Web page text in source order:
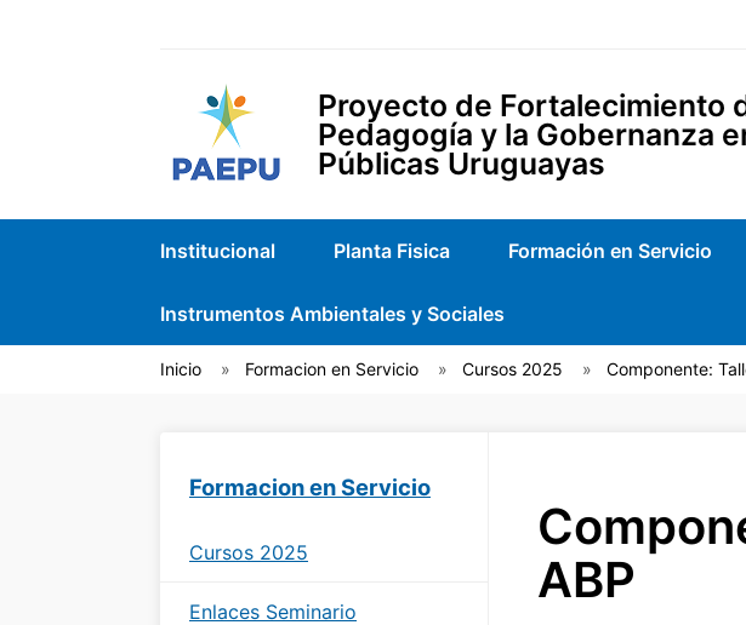
Proyecto de Fortalecimiento
Pedagogía y la Gobernanza
Públicas Uruguayas
Institucional Planta Fisica Formación en Servicio
Instrumentos Ambientales y Sociales
Inicio Formacion en Servicio Cursos 2025 Componente:
Formacion en Servicio
Cursos 2025
Enlaces Seminario
ABP